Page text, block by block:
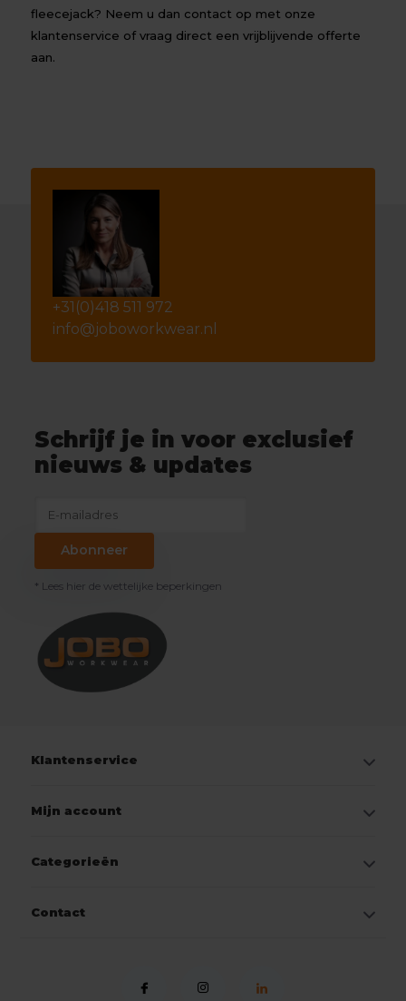
fleecejack? Neem u dan contact op met onze
klantenservice of vraag direct een vrijblijvende offerte
aan.
+31(0)418 511 972
info@joboworkwear.nl
Schrijf je in voor exclusief
nieuws & updates
Abonneer
* Lees hier de wettelijke beperkingen
Klantenservice
Mijn account
Categorieën
Contact